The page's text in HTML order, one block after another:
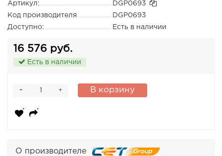
Артикул:
DGP0693
Код производителя
DGP0693
Доступно:
Есть в наличии
16 576 руб.
Есть в наличии
+
- В корзину
О производителе